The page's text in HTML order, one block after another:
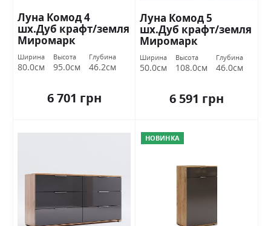
Луна Комод 4
шх.Дуб крафт/земля
Миромарк
Ширина
80.0см
Высота
95.0см
Глубина
46.2см
6 701 грн
Луна Комод 5
шх.Дуб крафт/земля
Миромарк
Ширина
50.0см
Высота
108.0см
Глубина
46.0см
6 591 грн
НОВИНКА